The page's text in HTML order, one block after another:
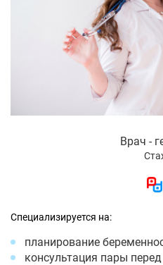
Врач -
Специализируется на:
планирование
консультация пары